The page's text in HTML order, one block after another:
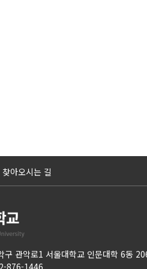
찾아오시는 길
구 관악로1 서울대학교 인문대학 6동
876-1446